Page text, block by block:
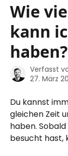
Wie
kann
haben?
Verfasst
27. März
Du kannst
gleichen Zeit
haben.
besucht hast,